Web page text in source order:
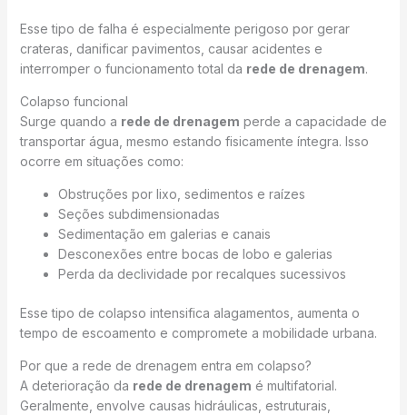
Esse tipo de falha é especialmente perigoso por gerar
crateras, danificar pavimentos, causar acidentes e
interromper o funcionamento total da rede de drenagem.
Colapso funcional
Surge quando a rede de drenagem perde a capacidade de
transportar água, mesmo estando fisicamente íntegra. Isso
ocorre em situações como:
Obstruções por lixo, sedimentos e raízes
Seções subdimensionadas
Sedimentação em galerias e canais
Desconexões entre bocas de lobo e galerias
Perda da declividade por recalques sucessivos
Esse tipo de colapso intensifica alagamentos, aumenta o
tempo de escoamento e compromete a mobilidade urbana.
Por que a rede de drenagem entra em colapso?
A deterioração da rede de drenagem é multifatorial.
Geralmente, envolve causas hidráulicas, estruturais,